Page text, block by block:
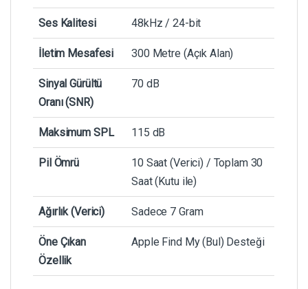
Ses Kalitesi 48kHz / 24-bit
İletim Mesafesi 300 Metre (Açık Alan)
Sinyal Gürültü
Oranı (SNR)
70 dB
Maksimum SPL 115 dB
Pil Ömrü
10 Saat (Verici) / Toplam 30
Saat (Kutu ile)
Ağırlık (Verici) Sadece 7 Gram
Öne Çıkan
Özellik
Apple Find My (Bul) Desteği